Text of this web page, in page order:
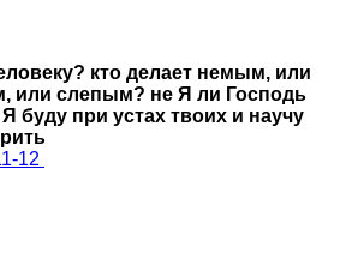
кто делает немым, или
или слепым? не Я ли Господь
буду при устах твоих и научу
12